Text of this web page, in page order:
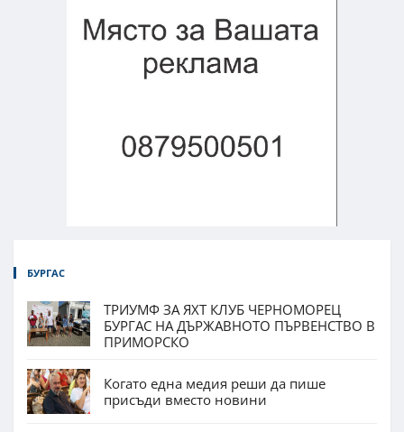
БУРГАС
ТРИУМФ ЗА ЯХТ КЛУБ ЧЕРНОМОРЕЦ
БУРГАС НА ДЪРЖАВНОТО ПЪРВЕНСТВО В
ПРИМОРСКО
Когато една медия реши да пише
присъди вместо новини